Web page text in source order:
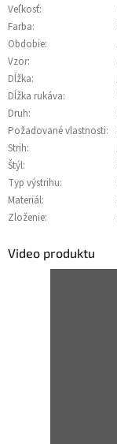
Veľkosť:
Farba:
Obdobie:
Vzor:
Dĺžka:
Dĺžka rukáva:
Druh:
Požadované vlastnosti:
Strih:
Štýl:
Typ výstrihu:
Materiál:
Zloženie:
Video produktu